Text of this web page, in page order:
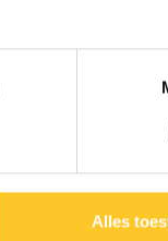
Alles